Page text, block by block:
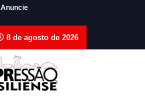
Anuncie
8 de agosto de 2026